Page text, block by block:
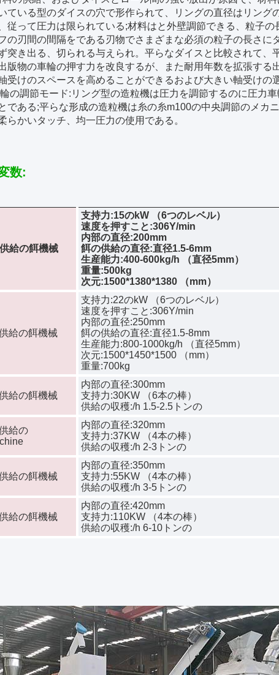
ている型のダイスの穴で形作られて、リングの直径はリング
従って圧力は限られている;材料はと外壁調節できる、粒子
の刃間の間隔をである刃物でさまざまな必須の粒子の長さに
突き出る、切られる与えられ。平らなダイスと比較されて、
版物の車輪の押す力を改良するが、また耐用年数を拡張する
受けのスペースを高めることができるおよび大きい軸受けの
の調節モード:リング型の造粒機は圧力を調節するのに圧力
である;平らな形成の造粒機は糸の糸m100の中央調節のメカ
らかいタッチ、均一圧力の使用である。
数:
給の餌機械
支持力:15のkW （6つのレベル）
速度を押すこと:306Y/min
内部の直径:200mm
餌の供給の直径:直径1.5-6mm
生産能力:400-600kg/h （直径5mm）
重量:500kg
次元:1500*1380*1380 （mm）
給の餌機械
支持力:22のkW （6つのレベル）
速度を押すこと:306Y/min
内部の直径:250mm
餌の供給の直径:直径1.5-8mm
生産能力:800-1000kg/h （直径5mm）
次元:1500*1450*1500 （mm）
重量:700kg
給の餌機械
内部の直径:300mm
支持力:30KW （6本の棒）
供給の収穫:/h 1.5-2.5トンの
給の
内部の直径:320mm
支持力:37KW （4本の棒）
供給の収穫:/h 2-3トンの
給の餌機械
内部の直径:350mm
支持力:55KW （4本の棒）
供給の収穫:/h 3-5トンの
給の餌機械
内部の直径:420mm
支持力:110KW （4本の棒）
供給の収穫:/h 6-10トンの